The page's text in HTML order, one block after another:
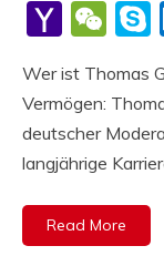
Yahoo
Wer ist Thomas
Vermögen:
deutscher
langjährige
Read More